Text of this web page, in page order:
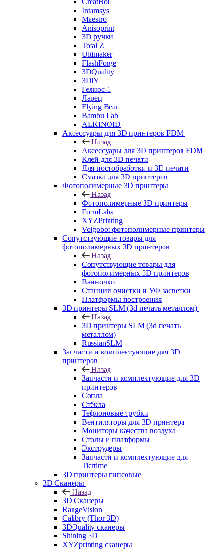
CreatBot
Intamsys
Maestro
Anisoprint
3D ручки
Total Z
Ultimaker
FlashForge
3DQuality
3DiY
Гелиос-1
Ларец
Flying Bear
Bambu Lab
ALKINOID
Аксессуары для 3D принтеров FDM
Назад
Аксессуары для 3D принтеров FDM
Клей для 3D печати
Для постобработки и 3D печати
Смазка для 3D принтеров
Фотополимерные 3D принтеры
Назад
Фотополимерные 3D принтеры
FormLabs
XYZPrinting
Volgobot фотополимерные принтеры
Сопутствующие товары для
фотополимерных 3D принтеров
Назад
Сопутствующие товары для
фотополимерных 3D принтеров
Ванночки
Станции очистки и УФ засветки
Платформы построения
3D принтеры SLM (3d печать металлом)
Назад
3D принтеры SLM (3d печать
металлом)
RussianSLM
Запчасти и комплектующие для 3D
принтеров
Назад
Запчасти и комплектующие для 3D
принтеров
Сопла
Cтёкла
Тефлоновые трубки
Вентиляторы для 3D принтера
Мониторы качества воздуха
Столы и платформы
Экструдеры
Запчасти и комплектующие для
Tiertime
3D принтеры гипсовые
3D Сканеры
Назад
3D Сканеры
RangeVision
Calibry (Thor 3D)
3DQuality сканеры
Shining 3D
XYZprinting сканеры